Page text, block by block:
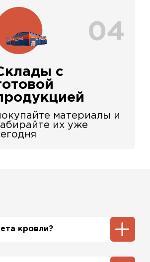
04
с
материалы и
их уже
кровли?